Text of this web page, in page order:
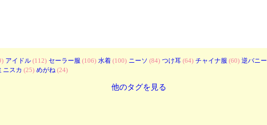
アイドル (112) セーラー服 (106) 水着 (100) ニーソ (84) つけ耳 (64) チャイナ服 (60) 逆バニー
ニスカ (25) めがね (24)
他のタグを見る